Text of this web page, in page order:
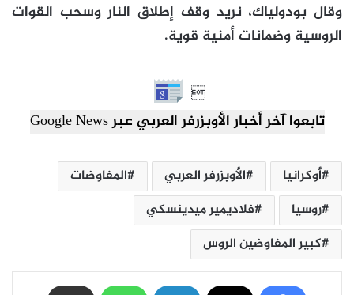
وقال بودولياك، نريد وقف إطلاق النار وسحب القوات
الروسية وضمانات أمنية قوية.

تابعوا آخر أخبار الأوبزرفر العربي عبر Google News
أوكرانيا الأوبزرفر العربي
المفاوضات
روسيا
فلاديمير ميدينسكي
كبير المفاوضين الروس